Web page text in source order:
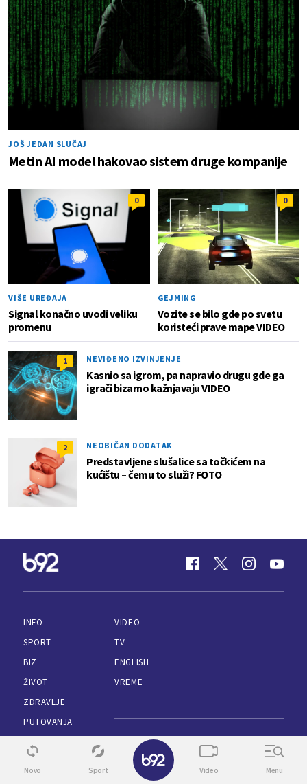
JOŠ JEDAN SLUČAJ
Metin AI model hakovao sistem druge kompanije
0
VIŠE UREĐAJA
Signal konačno uvodi veliku
promenu
0
GEJMING
Vozite se bilo gde po svetu
koristeći prave mape VIDEO
1 NEVIĐENO IZVINJENJE
Kasnio sa igrom, pa napravio drugu gde ga
igrači bizarno kažnjavaju VIDEO
2 NEOBIČAN DODATAK
Predstavljene slušalice sa točkićem na
kućištu – čemu to služi? FOTO
INFO
SPORT
BIZ
ŽIVOT
ZDRAVLJE
PUTOVANJA
VIDEO
TV
ENGLISH
VREME
MARKETING
IMPRESUM
Novo Sport Video Menu
✕